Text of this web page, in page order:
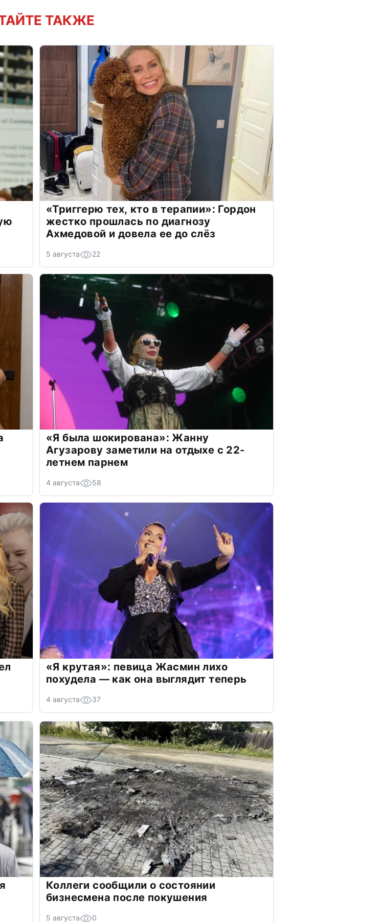
ТАКЖЕ
«Триггерю тех, кто в терапии»: Гордон
жестко прошлась по диагнозу
Ахмедовой и довела ее до слёз
5 августа 22
«Я была шокирована»: Жанну
Агузарову заметили на отдыхе с 22-
летнем парнем
4 августа 58
«Я крутая»: певица Жасмин лихо
похудела — как она выглядит теперь
4 августа 37
Коллеги сообщили о состоянии
бизнесмена после покушения
5 августа 0